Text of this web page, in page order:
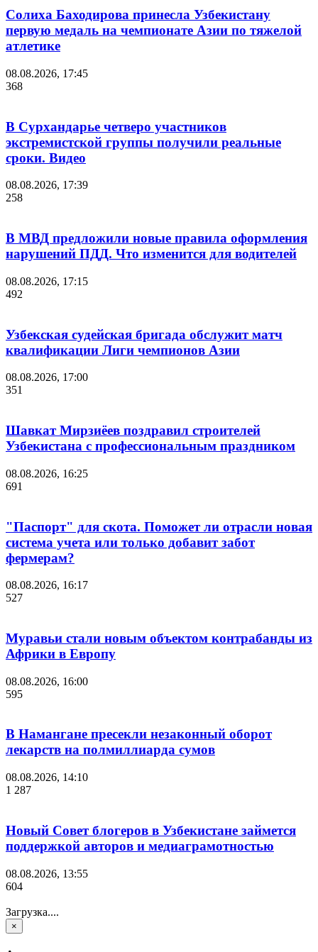
Солиха Баходирова принесла Узбекистану
первую медаль на чемпионате Азии по тяжелой
атлетике
08.08.2026, 17:45
368
В Сурхандарье четверо участников
экстремистской группы получили реальные
сроки. Видео
08.08.2026, 17:39
258
В МВД предложили новые правила оформления
нарушений ПДД. Что изменится для водителей
08.08.2026, 17:15
492
Узбекская судейская бригада обслужит матч
квалификации Лиги чемпионов Азии
08.08.2026, 17:00
351
Шавкат Мирзиёев поздравил строителей
Узбекистана с профессиональным праздником
08.08.2026, 16:25
691
"Паспорт" для скота. Поможет ли отрасли новая
система учета или только добавит забот
фермерам?
08.08.2026, 16:17
527
Муравьи стали новым объектом контрабанды из
Африки в Европу
08.08.2026, 16:00
595
В Намангане пресекли незаконный оборот
лекарств на полмиллиарда сумов
08.08.2026, 14:10
1 287
Новый Совет блогеров в Узбекистане займется
поддержкой авторов и медиаграмотностью
08.08.2026, 13:55
604
Загрузка....
×